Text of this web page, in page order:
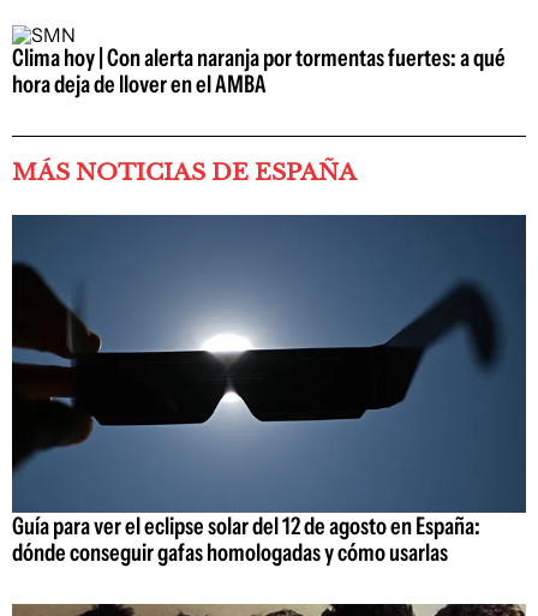
Clima hoy | Con alerta naranja por tormentas fuertes: a qué
hora deja de llover en el AMBA
MÁS NOTICIAS DE ESPAÑA
Guía para ver el eclipse solar del 12 de agosto en España:
dónde conseguir gafas homologadas y cómo usarlas